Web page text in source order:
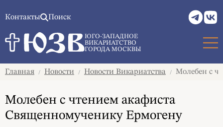
Контакты Поиск
ЮГО-ЗАПАДНОЕ
ВИКАРИАТСТВО
ГОРОДА МОСКВЫ
Главная / Новости / Новости Викариатства / Молебен с
Молебен с чтением акафиста
Священномученику Ермогену